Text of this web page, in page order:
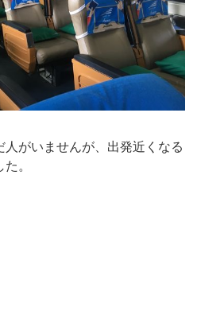
がいませんが、出発近くなる
。